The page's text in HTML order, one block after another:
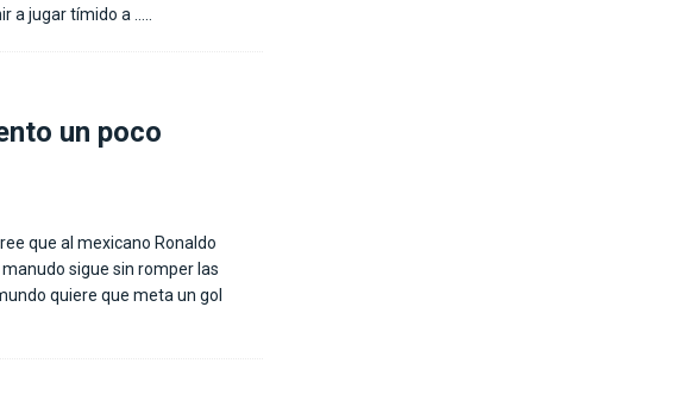
a jugar tímido a
un poco
que al mexicano Ronaldo
sigue sin romper las
quiere que meta un gol